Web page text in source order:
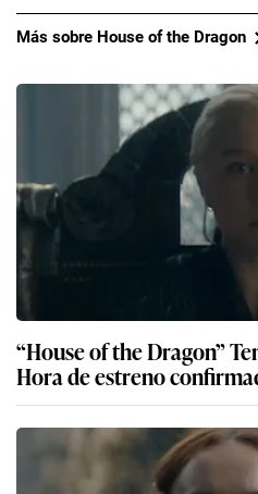
Más sobre House of the Dragon
“House of the Dragon”
Hora de estreno